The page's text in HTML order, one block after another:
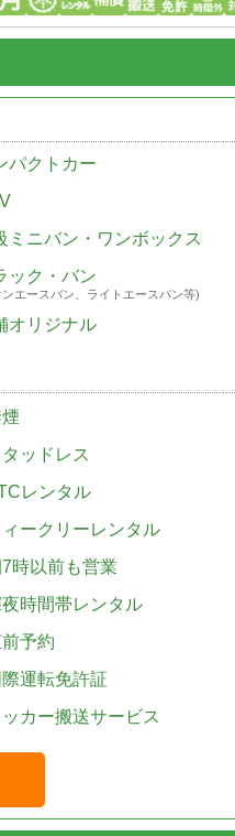
パクトカー
ミニバン・ワンボックス
ック・バン
エースバン、ライトエースバン等)
オリジナル
ッドレス
レンタル
ークリーレンタル
時以前も営業
時間帯レンタル
予約
運転免許証
カー搬送サービス